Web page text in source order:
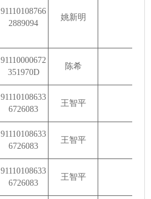
91110108766
2889094
姚新明
91110000672
351970D
陈希
91110108633
6726083
王智平
91110108633
6726083
王智平
91110108633
6726083
王智平